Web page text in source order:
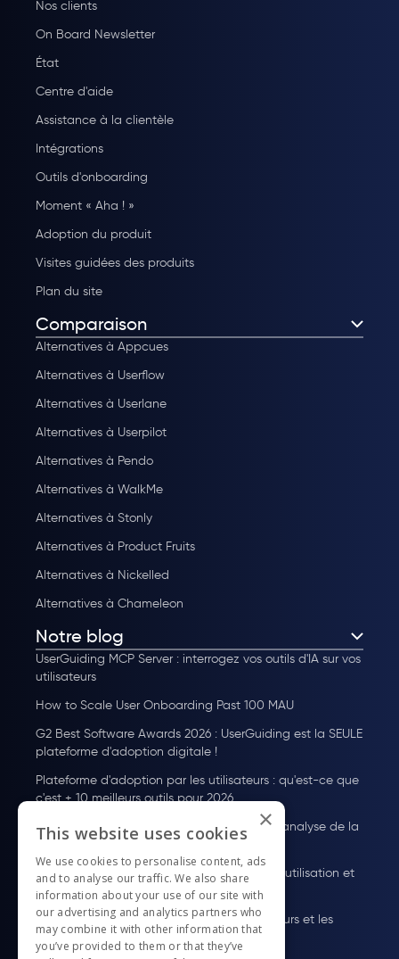
Nos clients
On Board Newsletter
État
Centre d'aide
Assistance à la clientèle
Intégrations
Outils d'onboarding
Moment « Aha ! »
Adoption du produit
Visites guidées des produits
Plan du site
Comparaison
Alternatives à Appcues
Alternatives à Userflow
Alternatives à Userlane
Alternatives à Userpilot
Alternatives à Pendo
Alternatives à WalkMe
Alternatives à Stonly
Alternatives à Product Fruits
Alternatives à Nickelled
Alternatives à Chameleon
Notre blog
UserGuiding MCP Server : interrogez vos outils d'IA sur vos
utilisateurs
How to Scale User Onboarding Past 100 MAU
G2 Best Software Awards 2026 : UserGuiding est la SEULE
plateforme d'adoption digitale !
Plateforme d'adoption par les utilisateurs : qu'est-ce que
c'est + 10 meilleurs outils pour 2026
Guide des Tarifs de Pendo : Plans, coûts et analyse de la
valeur
À quoi sert WalkMe ? Fonctionnalités, cas d'utilisation et
tarifs
Comment onboarder des nouvelles utilisateurs et les
fidéliser
×
This website uses cookies
We use cookies to personalise content, ads
and to analyse our traffic. We also share
information about your use of our site with
our advertising and analytics partners who
may combine it with other information that
you’ve provided to them or that they’ve